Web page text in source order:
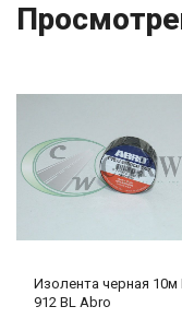
Изолента черная 10м
912 BL Abro